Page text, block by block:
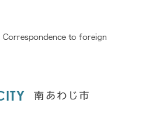
Correspondence to foreign